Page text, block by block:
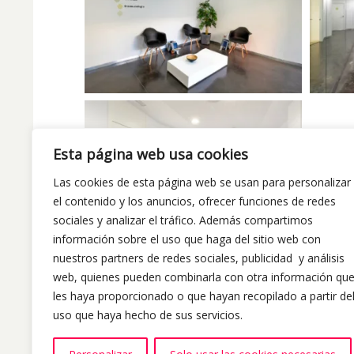
Esta página web usa cookies
Las cookies de esta página web se usan para personalizar
el contenido y los anuncios, ofrecer funciones de redes
sociales y analizar el tráfico. Además compartimos
información sobre el uso que haga del sitio web con
nuestros partners de redes sociales, publicidad y análisis
web, quienes pueden combinarla con otra información que
les haya proporcionado o que hayan recopilado a partir del
uso que haya hecho de sus servicios.